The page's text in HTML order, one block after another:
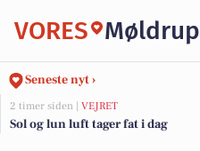
VORES Møldrup
Seneste nyt ›
2 timer siden | VEJRET
Sol og lun luft tager fat i dag